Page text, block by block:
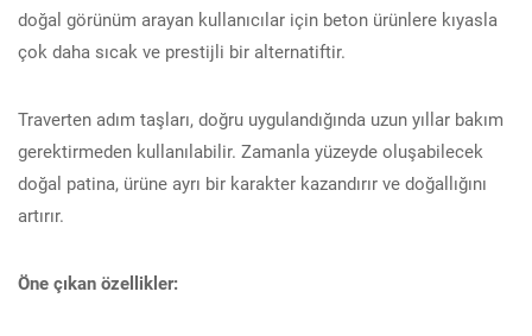
doğal görünüm arayan kullanıcılar için beton ürünlere kıyasla
çok daha sıcak ve prestijli bir alternatiftir.
Traverten adım taşları, doğru uygulandığında uzun yıllar bakım
gerektirmeden kullanılabilir. Zamanla yüzeyde oluşabilecek
doğal patina, ürüne ayrı bir karakter kazandırır ve doğallığını
artırır.
Öne çıkan özellikler: